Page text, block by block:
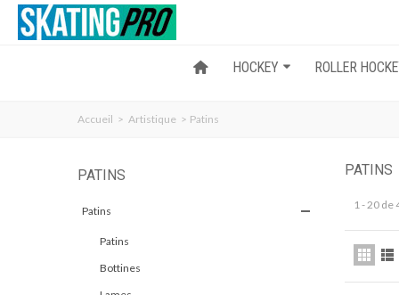
HOCKEY ROLLER
Accueil > Artistique > Patins
PATINS
Patins
Patins
Bottines
PATINS
1 - 20 de